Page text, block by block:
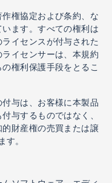
権協定および条約、な
ます。すべての権利は
イセンスが付与された
イセンサーは、本規約
権利保護手段をとるこ
与は、お客様に本製品
与するものではなく、
財産権の売買または譲
。